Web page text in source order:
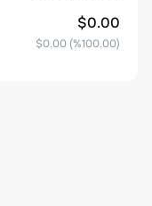
$0.00
$0.00 (%100.00)